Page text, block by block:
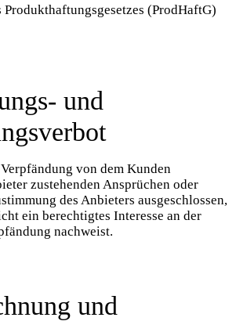
(ProdHaftG)
und
von dem Kunden
zustehenden Ansprüchen oder
des Anbieters ausgeschlossen,
ein berechtigtes Interesse an der
nachweist.
und